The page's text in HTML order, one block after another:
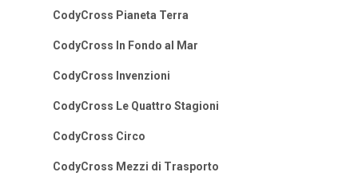
CodyCross Pianeta Terra
CodyCross In Fondo al Mar
CodyCross Invenzioni
CodyCross Le Quattro Stagioni
CodyCross Circo
CodyCross Mezzi di Trasporto